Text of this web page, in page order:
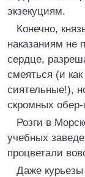
экзекуциям.
Конечно,
наказаниям не
сердце,
смеяться (и
сиятельные!),
скромных
Розги в
учебных
процветали
Даже